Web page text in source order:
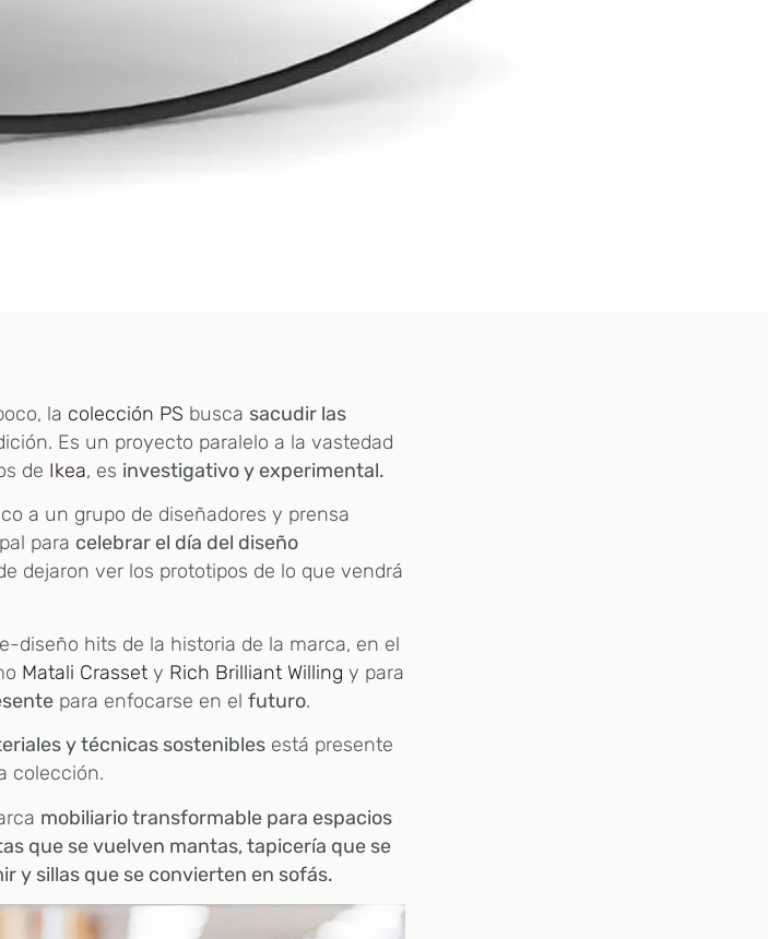
la colección PS busca sacudir las
Es un proyecto paralelo a la vastedad
de Ikea, es investigativo y experimental.
a un grupo de diseñadores y prensa
para celebrar el día del diseño
dejaron ver los prototipos de lo que vendrá
diseño hits de la historia de la marca, en el
Matali Crassety Rich Brilliant Willing y para
para enfocarse en elfuturo.
y técnicas sostenibles está presente
colección.
mobiliario transformable para espacios
que se vuelven mantas, tapicería que se
y sillas que se convierten en sofás.